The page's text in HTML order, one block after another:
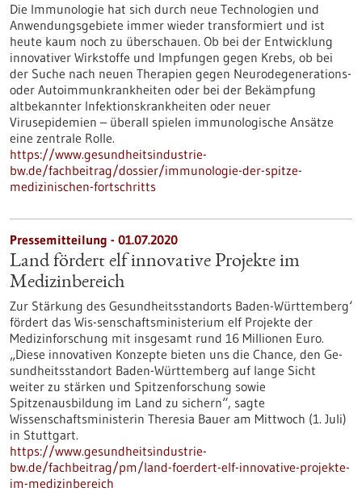
Die Immunologie hat sich durch neue Technologien und
Anwendungsgebiete immer wieder transformiert und ist
heute kaum noch zu überschauen. Ob bei der Entwicklung
innovativer Wirkstoffe und Impfungen gegen Krebs, ob bei
der Suche nach neuen Therapien gegen Neurodegenerations-
oder Autoimmunkrankheiten oder bei der Bekämpfung
altbekannter Infektionskrankheiten oder neuer
Virusepidemien – überall spielen immunologische Ansätze
eine zentrale Rolle.
https://www.gesundheitsindustrie-
bw.de/fachbeitrag/dossier/immunologie-der-spitze-
medizinischen-fortschritts
Pressemitteilung - 01.07.2020
Land fördert elf innovative Projekte im
Medizinbereich
Zur Stärkung des Gesundheitsstandorts Baden-Württemberg‘
fördert das Wis-senschaftsministerium elf Projekte der
Medizinforschung mit insgesamt rund 16 Millionen Euro.
„Diese innovativen Konzepte bieten uns die Chance, den Ge-
sundheitsstandort Baden-Württemberg auf lange Sicht
weiter zu stärken und Spitzenforschung sowie
Spitzenausbildung im Land zu sichern“, sagte
Wissenschaftsministerin Theresia Bauer am Mittwoch (1. Juli)
in Stuttgart.
https://www.gesundheitsindustrie-
bw.de/fachbeitrag/pm/land-foerdert-elf-innovative-projekte-
im-medizinbereich